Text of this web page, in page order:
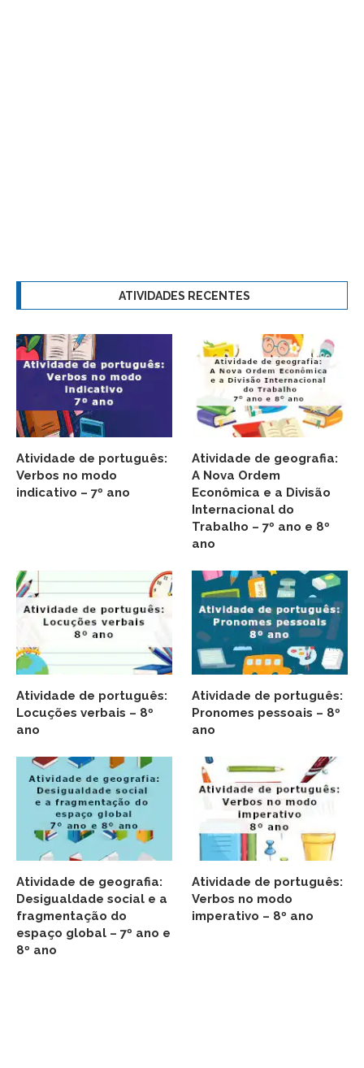
ATIVIDADES RECENTES
Atividade de português:
Verbos no modo
indicativo – 7º ano
Atividade de geografia:
A Nova Ordem
Econômica e a Divisão
Internacional do
Trabalho – 7º ano e 8º
ano
Atividade de português:
Locuções verbais – 8º
ano
Atividade de português:
Pronomes pessoais – 8º
ano
Atividade de geografia:
Desigualdade social e a
fragmentação do
espaço global – 7º ano e
8º ano
Atividade de português:
Verbos no modo
imperativo – 8º ano